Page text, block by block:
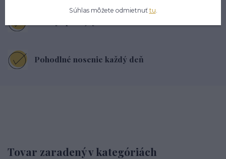
Pohodlné nosenie každý deň
Tovar zaradený v kategóriách
Súhlas môžete odmietnuť tu